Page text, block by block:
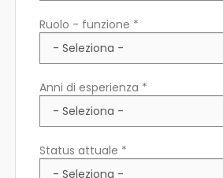
Ruolo - funzione *
Anni di esperienza *
Status attuale *